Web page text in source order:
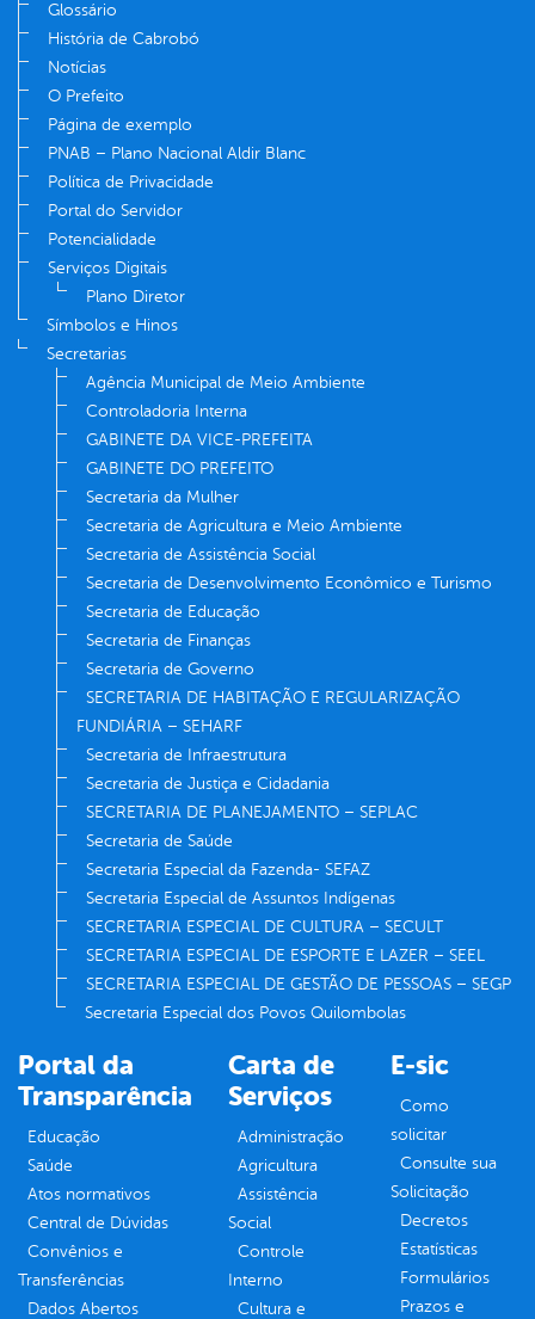
Glossário
História de Cabrobó
Notícias
O Prefeito
Página de exemplo
PNAB – Plano Nacional Aldir Blanc
Política de Privacidade
Portal do Servidor
Potencialidade
Serviços Digitais
Plano Diretor
Símbolos e Hinos
Secretarias
Agência Municipal de Meio Ambiente
Controladoria Interna
GABINETE DA VICE-PREFEITA
GABINETE DO PREFEITO
Secretaria da Mulher
Secretaria de Agricultura e Meio Ambiente
Secretaria de Assistência Social
Secretaria de Desenvolvimento Econômico e Turismo
Secretaria de Educação
Secretaria de Finanças
Secretaria de Governo
SECRETARIA DE HABITAÇÃO E REGULARIZAÇÃO
FUNDIÁRIA – SEHARF
Secretaria de Infraestrutura
Secretaria de Justiça e Cidadania
SECRETARIA DE PLANEJAMENTO – SEPLAC
Secretaria de Saúde
Secretaria Especial da Fazenda- SEFAZ
Secretaria Especial de Assuntos Indígenas
SECRETARIA ESPECIAL DE CULTURA – SECULT
SECRETARIA ESPECIAL DE ESPORTE E LAZER – SEEL
SECRETARIA ESPECIAL DE GESTÃO DE PESSOAS – SEGP
Secretaria Especial dos Povos Quilombolas
Portal da
Transparência
Educação
Saúde
Atos normativos
Central de Dúvidas
Convênios e
Transferências
Dados Abertos
Carta de
Serviços
Administração
Agricultura
Assistência
Social
Controle
Interno
Cultura e
E-sic
Como
solicitar
Consulte sua
Solicitação
Decretos
Estatísticas
Formulários
Prazos e